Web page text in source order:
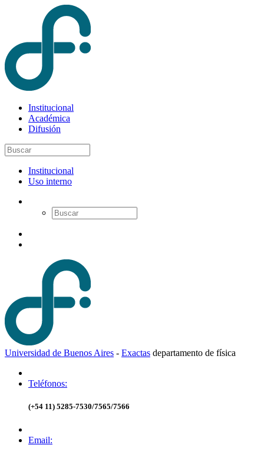
Institucional
Académica
Difusión
Institucional
Uso interno
Universidad de Buenos Aires - Exactas departamento de física
Teléfonos:
(+54 11) 5285-7530/7565/7566
Email: